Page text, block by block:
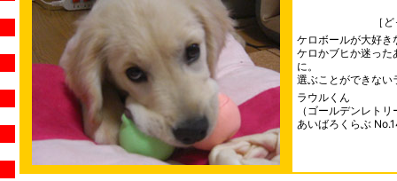
［
ケロボールが大好き
ケロかブヒか迷った
に。
選ぶことができない
ラウルくん
（ゴールデンレト
あいばろくらぶ